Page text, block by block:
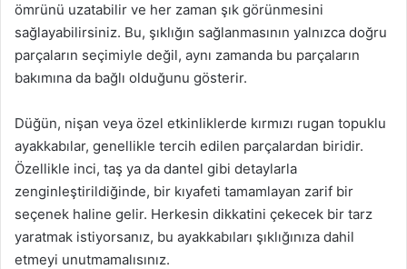
ömrünü uzatabilir ve her zaman şık görünmesini
sağlayabilirsiniz. Bu, şıklığın sağlanmasının yalnızca doğru
parçaların seçimiyle değil, aynı zamanda bu parçaların
bakımına da bağlı olduğunu gösterir.
Düğün, nişan veya özel etkinliklerde kırmızı rugan topuklu
ayakkabılar, genellikle tercih edilen parçalardan biridir.
Özellikle inci, taş ya da dantel gibi detaylarla
zenginleştirildiğinde, bir kıyafeti tamamlayan zarif bir
seçenek haline gelir. Herkesin dikkatini çekecek bir tarz
yaratmak istiyorsanız, bu ayakkabıları şıklığınıza dahil
etmeyi unutmamalısınız.